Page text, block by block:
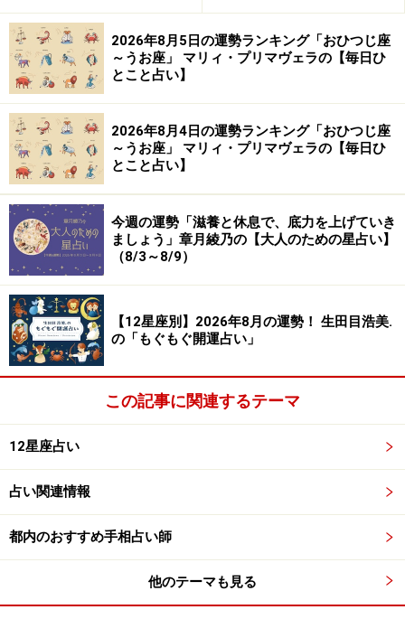
2026年8月5日の運勢ランキング「おひつじ座
～うお座」 マリィ・プリマヴェラの【毎日ひ
とこと占い】
2026年8月4日の運勢ランキング「おひつじ座
～うお座」 マリィ・プリマヴェラの【毎日ひ
とこと占い】
今週の運勢「滋養と休息で、底力を上げていき
ましょう」章月綾乃の【大人のための星占い】
（8/3～8/9）
【12星座別】2026年8月の運勢！ 生田目浩美.
の「もぐもぐ開運占い」
この記事に関連するテーマ
12星座占い
占い関連情報
都内のおすすめ手相占い師
他のテーマも見る